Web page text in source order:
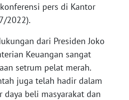
pers di Kantor
2022).
dari Presiden Joko
Keuangan sangat
setrum pelat merah.
juga telah hadir dalam
daya beli masyarakat dan